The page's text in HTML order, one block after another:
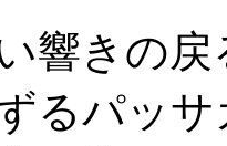
響きの戻
るパッ